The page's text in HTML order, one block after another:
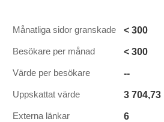
Månatliga sidor granskade < 300
Besökare per månad < 300
Värde per besökare --
Uppskattat värde 3 704,73
Externa länkar 6